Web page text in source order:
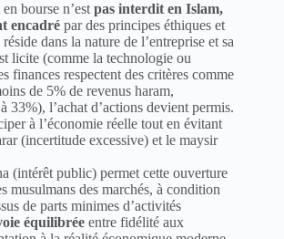
bourse n’est pas interdit en Islam,
encadré par des principes éthiques et
dans la nature de l’entreprise et sa
licite (comme la technologie ou
finances respectent des critères comme
de 5% de revenus haram,
33%), l’achat d’actions devient permis.
à l’économie réelle tout en évitant
(incertitude excessive) et le maysir
(intérêt public) permet cette ouverture
musulmans des marchés, à condition
de parts minimes d’activités
équilibrée entre fidélité aux